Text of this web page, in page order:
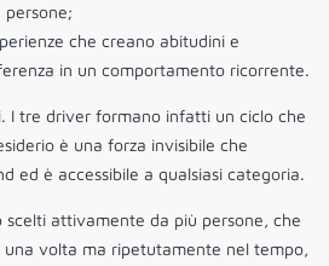
persone;
che creano abitudini e
in un comportamento ricorrente.
I tre driver formano infatti un ciclo che
è una forza invisibile che
ed è accessibile a qualsiasi categoria.
scelti attivamente da più persone, che
una volta ma ripetutamente nel tempo,